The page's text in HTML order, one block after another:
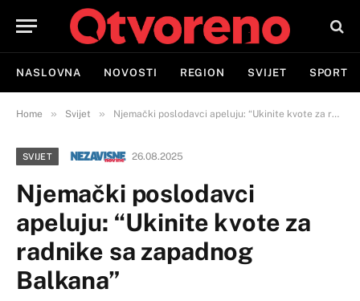
NASLOVNA NOVOSTI REGION SVIJET SPORT
Home » Svijet » Njemački poslodavci apeluju: “Ukinite kvote za radnike sa zapadnog Balkana”
SVIJET 26.08.2025
Njemački poslodavci
apeluju: “Ukinite kvote za
radnike sa zapadnog
Balkana”